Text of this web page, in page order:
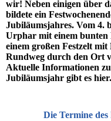
wir! Neben einigen über
bildete ein
Jubiläumsjahres. Vom 4.
Urphar mit einem
einem großen Festzelt
Rundweg durch den Ort
Aktuelle Informationen
Jubiläumsjahr gibt es hier.
Die Termine